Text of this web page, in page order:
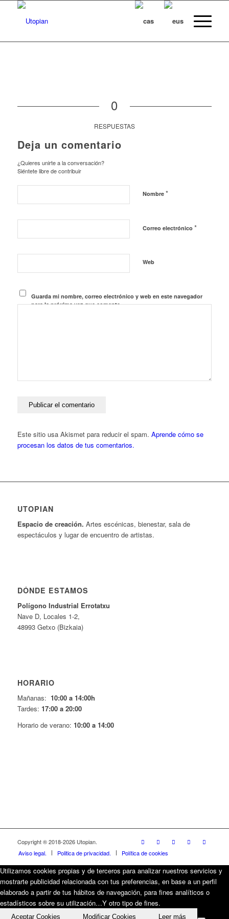
0
RESPUESTAS
Deja un comentario
¿Quieres unirte a la conversación?
Siéntete libre de contribuir
Nombre *
Correo electrónico *
Web
Guarda mi nombre, correo electrónico y web en este navegador
para la próxima vez que comente.
Este sitio usa Akismet para reducir el spam. Aprende cómo se
procesan los datos de tus comentarios.
UTOPIAN
Espacio de creación. Artes escénicas, bienestar, sala de
espectáculos y lugar de encuentro de artistas.
DÓNDE ESTAMOS
Polígono Industrial Errotatxu
Nave D, Locales 1-2,
48993 Getxo (Bizkaia)
HORARIO
Mañanas: 10:00 a 14:00h
Tardes: 17:00 a 20:00
Horario de verano: 10:00 a 14:00
Copyright ® 2018-2026 Utopian.
Aviso legal.
Politica de privacidad. Política de cookies
Utilizamos cookies propias y de terceros para analizar nuestros servicios y
mostrarte publicidad relacionada con tus preferencias, en base a un perfil
elaborado a partir de tus hábitos de navegación, para fines analíticos o
estadísticos sobre su utilización…Y otro tipo de fines.
Aceptar Cookies Modificar Cookies Leer más